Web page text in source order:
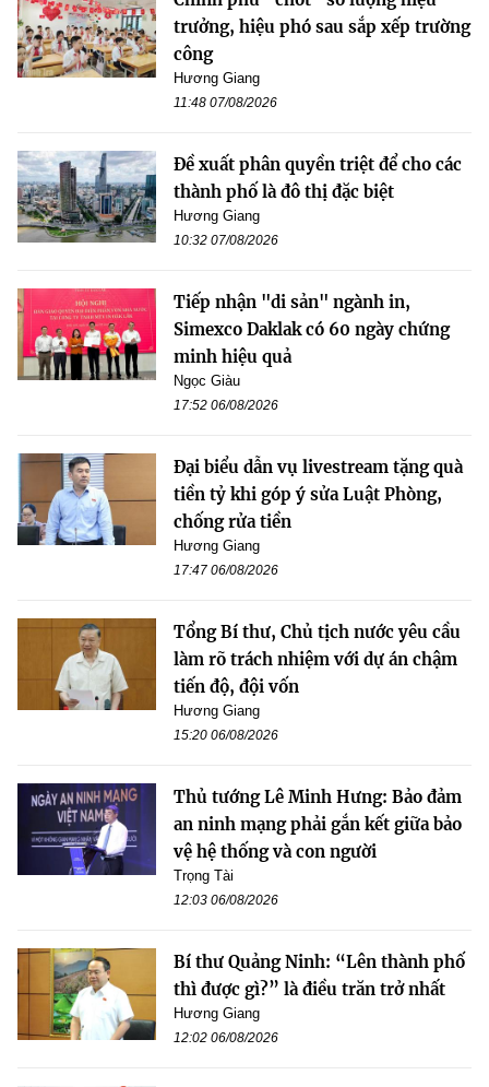
trưởng, hiệu phó sau sắp xếp trường
công
Hương Giang
11:48 07/08/2026
Đề xuất phân quyền triệt để cho các
thành phố là đô thị đặc biệt
Hương Giang
10:32 07/08/2026
Tiếp nhận "di sản" ngành in,
Simexco Daklak có 60 ngày chứng
minh hiệu quả
Ngọc Giàu
17:52 06/08/2026
Đại biểu dẫn vụ livestream tặng quà
tiền tỷ khi góp ý sửa Luật Phòng,
chống rửa tiền
Hương Giang
17:47 06/08/2026
Tổng Bí thư, Chủ tịch nước yêu cầu
làm rõ trách nhiệm với dự án chậm
tiến độ, đội vốn
Hương Giang
15:20 06/08/2026
Thủ tướng Lê Minh Hưng: Bảo đảm
an ninh mạng phải gắn kết giữa bảo
vệ hệ thống và con người
Trọng Tài
12:03 06/08/2026
Bí thư Quảng Ninh: “Lên thành phố
thì được gì?” là điều trăn trở nhất
Hương Giang
12:02 06/08/2026